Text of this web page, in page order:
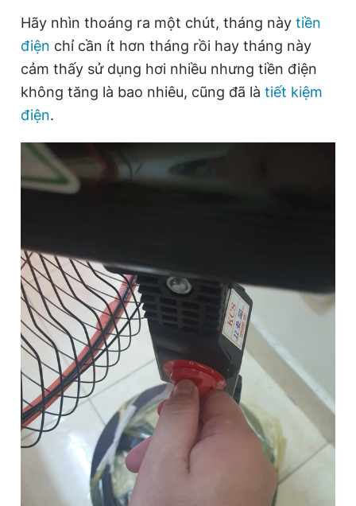
Theo dõi báo trên
Hotline
0906 645 777
Phó tổng biên tập thường trực: Hải Thành
Phó tổng biên tập: Lâm Hiếu Dũng
Phó tổng biên tập: Trần Việt Hưng
Tổng thư ký tòa soạn: Đức Trung
Giấy phép xuất bản số 110/GP - BTTTT cấp ngày 24.3.2020
© 2003-2026 Bản quyền thuộc về Báo Thanh Niên. Cấm sao
chép dưới mọi hình thức nếu không có sự chấp thuận bằng văn
bản. Phát triển bởi ePi Technologies, JSC.
Hãy nhìn thoáng ra một chút, tháng này tiền
điện chỉ cần ít hơn tháng rồi hay tháng này
cảm thấy sử dụng hơi nhiều nhưng tiền điện
không tăng là bao nhiêu, cũng đã là tiết kiệm
điện.